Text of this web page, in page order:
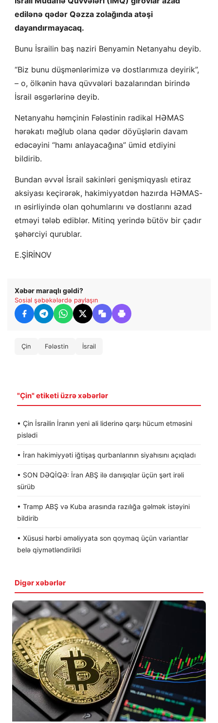
edilənə qədər Qəzza zolağında atəşi
dayandırmayacaq.
Bunu İsrailin baş naziri Benyamin Netanyahu deyib.
“Biz bunu düşmənlərimizə və dostlarımıza deyirik”,
– o, ölkənin hava qüvvələri bazalarından birində
İsrail əsgərlərinə deyib.
Netanyahu həmçinin Fələstinin radikal HƏMAS
hərəkatı məğlub olana qədər döyüşlərin davam
edəcəyini “hamı anlayacağına” ümid etdiyini
bildirib.
Bundan əvvəl İsrail sakinləri genişmiqyaslı etiraz
aksiyası keçirərək, hakimiyyətdən hazırda HƏMAS-
ın əsirliyində olan qohumlarını və dostlarını azad
etməyi tələb ediblər. Mitinq yerində bütöv bir çadır
şəhərciyi qurublar.
E.ŞİRİNOV
Xəbər maraqlı gəldi?
Sosial şəbəkələrdə paylaşın
Çin Fələstin İsrail
"Çin" etiketi üzrə xəbərlər
• Çin İsrailin İranın yeni ali liderinə qarşı hücum etməsini
pislədi
• İran hakimiyyəti iğtişaş qurbanlarının siyahısını açıqladı
• SON DƏQİQƏ: İran ABŞ ilə danışıqlar üçün şərt irəli
sürüb
• Tramp ABŞ və Kuba arasında razılığa gəlmək istəyini
bildirib
• Xüsusi hərbi əməliyyata son qoymaq üçün variantlar
belə qiymətləndirildi
Digər xəbərlər